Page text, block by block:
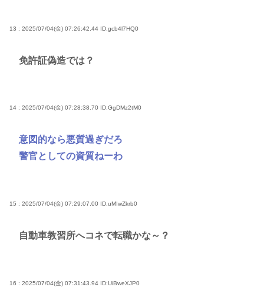
13 : 2025/07/04(金) 07:26:42.44 ID:gcb4l7HQ0
免許証偽造では？
14 : 2025/07/04(金) 07:28:38.70 ID:GgDMz2tM0
意図的なら悪質過ぎだろ
警官としての資質ねーわ
15 : 2025/07/04(金) 07:29:07.00 ID:uMIwZkrb0
自動車教習所へコネで転職かな～？
16 : 2025/07/04(金) 07:31:43.94 ID:UiBweXJP0